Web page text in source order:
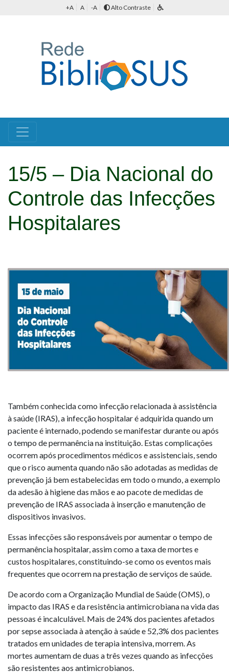
+A A -A Alto Contraste
15/5 – Dia Nacional do
Controle das Infecções
Hospitalares
Também conhecida como infecção relacionada à assistência
à saúde (IRAS), a infecção hospitalar é adquirida quando um
paciente é internado, podendo se manifestar durante ou após
o tempo de permanência na instituição. Estas complicações
ocorrem após procedimentos médicos e assistenciais, sendo
que o risco aumenta quando não são adotadas as medidas de
prevenção já bem estabelecidas em todo o mundo, a exemplo
da adesão à higiene das mãos e ao pacote de medidas de
prevenção de IRAS associada à inserção e manutenção de
dispositivos invasivos.
Essas infecções são responsáveis por aumentar o tempo de
permanência hospitalar, assim como a taxa de mortes e
custos hospitalares, constituindo-se como os eventos mais
frequentes que ocorrem na prestação de serviços de saúde.
De acordo com a Organização Mundial de Saúde (OMS), o
impacto das IRAS e da resistência antimicrobiana na vida das
pessoas é incalculável. Mais de 24% dos pacientes afetados
por sepse associada à atenção à saúde e 52,3% dos pacientes
tratados em unidades de terapia intensiva, morrem. As
mortes aumentam de duas a três vezes quando as infecções
são resistentes aos antimicrobianos.